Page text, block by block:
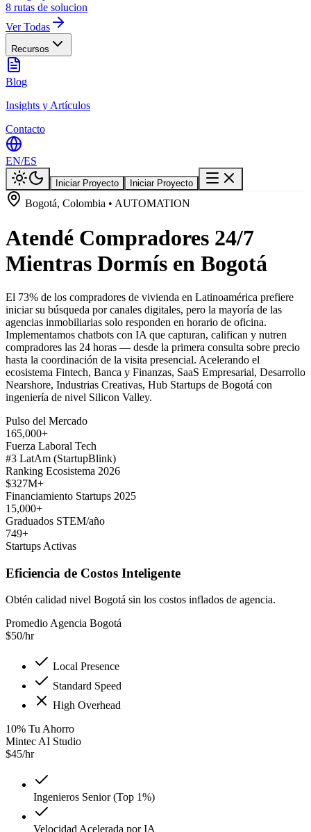
8 rutas de solucion
Ver Todas
Recursos
Blog
Insights y Artículos
Contacto
EN/ES
Iniciar Proyecto Iniciar Proyecto
Bogotá, Colombia • AUTOMATION
Atendé Compradores 24/7
Mientras Dormís en Bogotá
El 73% de los compradores de vivienda en Latinoamérica prefiere
iniciar su búsqueda por canales digitales, pero la mayoría de las
agencias inmobiliarias solo responden en horario de oficina.
Implementamos chatbots con IA que capturan, califican y nutren
compradores las 24 horas — desde la primera consulta sobre precio
hasta la coordinación de la visita presencial. Acelerando el
ecosistema Fintech, Banca y Finanzas, SaaS Empresarial, Desarrollo
Nearshore, Industrias Creativas, Hub Startups de Bogotá con
ingeniería de nivel Silicon Valley.
Pulso del Mercado
165,000+
Fuerza Laboral Tech
#3 LatAm (StartupBlink)
Ranking Ecosistema 2026
$327M+
Financiamiento Startups 2025
15,000+
Graduados STEM/año
749+
Startups Activas
Eficiencia de Costos Inteligente
Obtén calidad nivel Bogotá sin los costos inflados de agencia.
Promedio Agencia Bogotá
$50/hr
Local Presence
Standard Speed
High Overhead
10% Tu Ahorro
Mintec AI Studio
$45/hr
Ingenieros Senior (Top 1%)
Velocidad Acelerada por IA